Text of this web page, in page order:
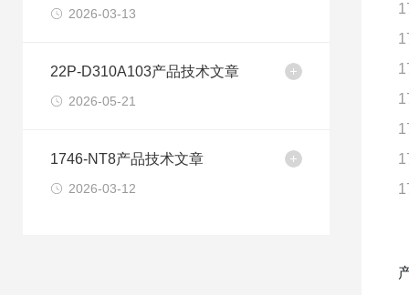
2026-03-13
22P-D310A103产品技术文章
2026-05-21
1746-NT8产品技术文章
2026-03-12